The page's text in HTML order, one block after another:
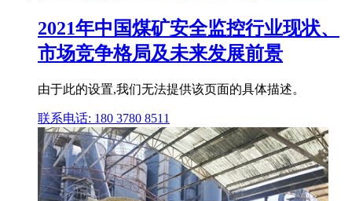
2021年中国煤矿安全监控行业现状、
市场竞争格局及未来发展前景
由于此的设置,我们无法提供该页面的具体描述。
联系电话: 180 3780 8511